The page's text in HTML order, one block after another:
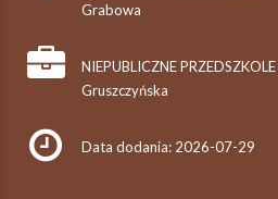
Grabowa
NIEPUBLICZNE
Gruszczyńska
Data dodania: 2026-07-29